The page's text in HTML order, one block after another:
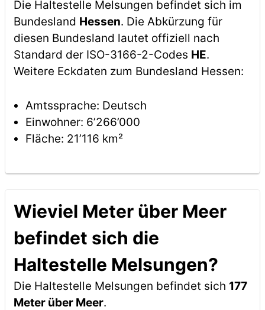
Die Haltestelle Melsungen befindet sich im
Bundesland Hessen. Die Abkürzung für
diesen Bundesland lautet offiziell nach
Standard der ISO-3166-2-Codes HE.
Weitere Eckdaten zum Bundesland Hessen:
Amtssprache: Deutsch
Einwohner: 6’266’000
Fläche: 21’116 km²
Wieviel Meter über Meer
befindet sich die
Haltestelle Melsungen?
Die Haltestelle Melsungen befindet sich 177
Meter über Meer.